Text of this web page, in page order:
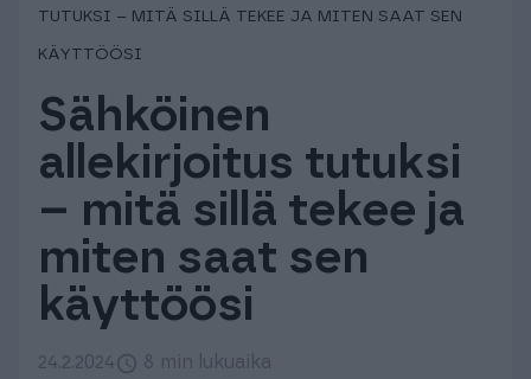
Kampus
Hinnasto
Tuki & Koulutus
Meistä & Ajankohtaista
Tilaa Procountor
TUTUKSI – MITÄ SILLÄ TEKEE JA MITEN SAAT SEN
KÄYTTÖÖSI
Sähköinen
allekirjoitus tutuksi
– mitä sillä tekee ja
miten saat sen
käyttöösi
24.2.2024 8 min lukuaika